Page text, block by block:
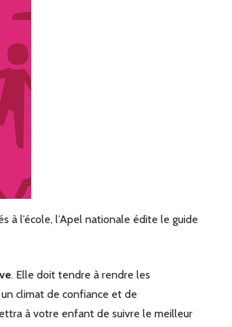
l’école, l’Apel nationale édite le guide
. Elle doit tendre à rendre les
climat de confiance et de
à votre enfant de suivre le meilleur